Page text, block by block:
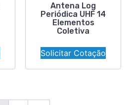
Antena Log
Periódica UHF 14
Elementos
Coletiva
Solicitar Cotação